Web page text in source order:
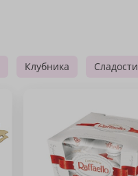
Клубника Сладости